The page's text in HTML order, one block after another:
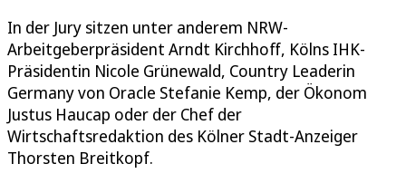
In der Jury sitzen unter anderem NRW-
Arbeitgeberpräsident Arndt Kirchhoff, Kölns IHK-
Präsidentin Nicole Grünewald, Country Leaderin
Germany von Oracle Stefanie Kemp, der Ökonom
Justus Haucap oder der Chef der
Wirtschaftsredaktion des Kölner Stadt-Anzeiger
Thorsten Breitkopf.